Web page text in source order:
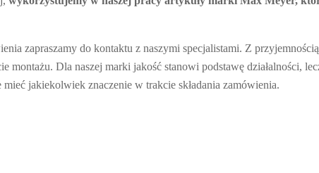
zapraszamy do kontaktu z naszymi specjalistami. Z
Dla naszej marki jakość stanowi podstawę działalności,
jakiekolwiek znaczenie w trakcie składania zamówienia.